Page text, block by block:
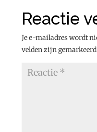
Reactie
Je e-mailadres wordt
velden zijn